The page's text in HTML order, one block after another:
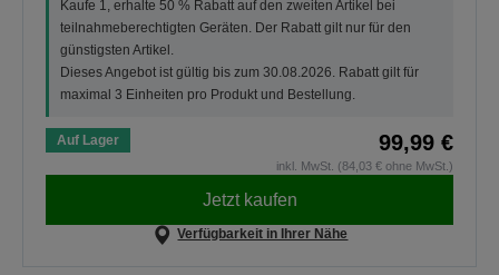
Kaufe 1, erhalte 50 % Rabatt auf den zweiten Artikel bei
teilnahmeberechtigten Geräten. Der Rabatt gilt nur für den
günstigsten Artikel.
Dieses Angebot ist gültig bis zum 30.08.2026. Rabatt gilt für
maximal 3 Einheiten pro Produkt und Bestellung.
Auf Lager 99,99 €
inkl. MwSt. (84,03 € ohne MwSt.)
Jetzt kaufen
Verfügbarkeit in Ihrer Nähe